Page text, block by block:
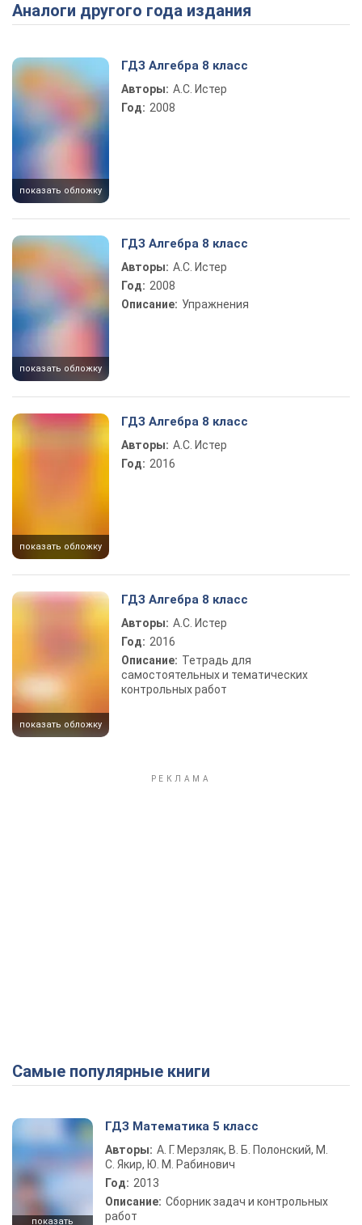
Play Video
Аналоги другого года издания
показать обложку
ГДЗ Алгебра 8 класс
Авторы: А.С. Истер
Год: 2008
показать обложку
ГДЗ Алгебра 8 класс
Авторы: А.С. Истер
Год: 2008
Описание: Упражнения
показать обложку
ГДЗ Алгебра 8 класс
Авторы: А.С. Истер
Год: 2016
показать обложку
ГДЗ Алгебра 8 класс
Авторы: А.С. Истер
Год: 2016
Описание: Тетрадь для
самостоятельных и тематических
контрольных работ
Самые популярные книги
показать
ГДЗ Математика 5 класс
Авторы: А. Г. Мерзляк, В. Б. Полонский, М.
С. Якир, Ю. М. Рабинович
Год: 2013
Описание: Сборник задач и контрольных
работ